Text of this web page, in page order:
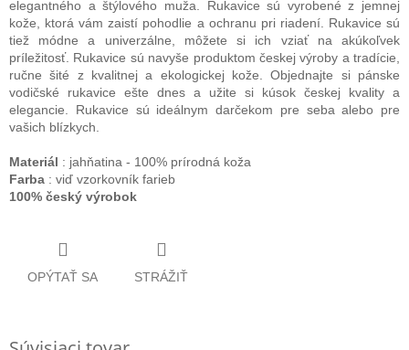
elegantného a štýlového muža. Rukavice sú vyrobené z jemnej
kože, ktorá vám zaistí pohodlie a ochranu pri riadení. Rukavice sú
tiež módne a univerzálne, môžete si ich vziať na akúkoľvek
príležitosť. Rukavice sú navyše produktom českej výroby a tradície,
ručne šité z kvalitnej a ekologickej kože. Objednajte si pánske
vodičské rukavice ešte dnes a užite si kúsok českej kvality a
elegancie. Rukavice sú ideálnym darčekom pre seba alebo pre
vašich blízkych.
Materiál : jahňatina - 100% prírodná koža
Farba : viď vzorkovník farieb
100% český výrobok
OPÝTAŤ SA STRÁŽIŤ